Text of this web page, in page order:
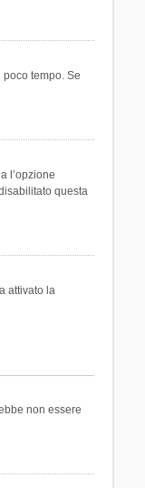
tempo. Se
l’opzione
questa
attivato la
non essere